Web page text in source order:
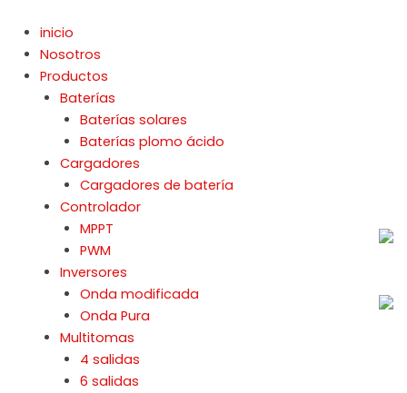
contenido
inicio
Nosotros
Productos
Baterías
Baterías solares
Baterías plomo ácido
Cargadores
Cargadores de batería
Controlador
MPPT
PWM
Inversores
Onda modificada
Onda Pura
Multitomas
4 salidas
6 salidas